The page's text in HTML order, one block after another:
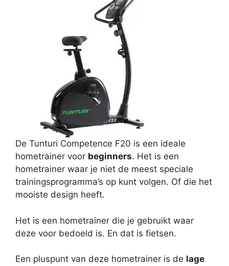
De Tunturi Competence F20 is een ideale
hometrainer voor beginners. Het is een
hometrainer waar je niet de meest speciale
trainingsprogramma’s op kunt volgen. Of die het
mooiste design heeft.
Het is een hometrainer die je gebruikt waar
deze voor bedoeld is. En dat is fietsen.
Een pluspunt van deze hometrainer is de lage